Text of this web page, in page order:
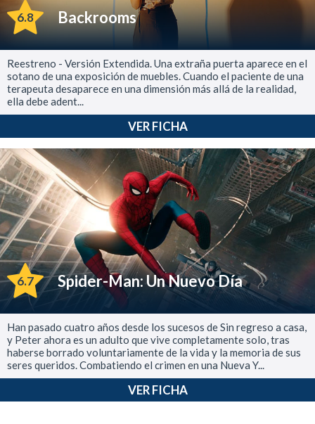
6.8 Backrooms
Reestreno - Versión Extendida. Una extraña puerta aparece en el
sotano de una exposición de muebles. Cuando el paciente de una
terapeuta desaparece en una dimensión más allá de la realidad,
ella debe adent...
VER FICHA
6.7 Spider-Man: Un Nuevo Día
Han pasado cuatro años desde los sucesos de Sin regreso a casa,
y Peter ahora es un adulto que vive completamente solo, tras
haberse borrado voluntariamente de la vida y la memoria de sus
seres queridos. Combatiendo el crimen en una Nueva Y...
VER FICHA